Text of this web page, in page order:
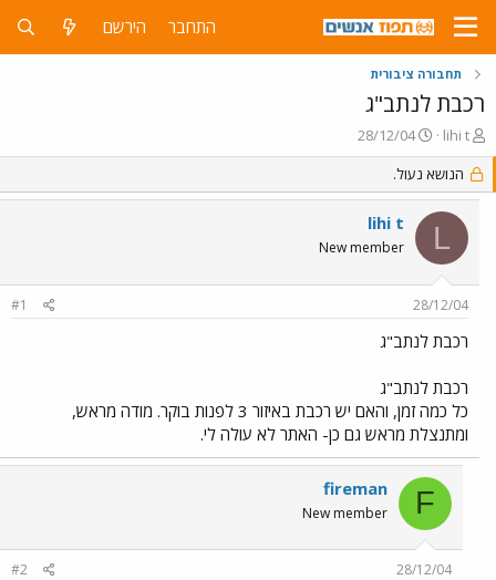
התחבר הירשם
תחבורה ציבורית
רכבת לנתב"ג
פ
ו
ת
ח
נ
lihi t
פ
ו
ר
ס
ב
י
ך
28/12/04
הנושא נעול.
L
lihi t
New member
28/12/04
#1
רכבת לנתב"ג
רכבת לנתב"ג
כל כמה זמן, והאם יש רכבת באיזור 3 לפנות בוקר. מודה מראש,
ומתנצלת מראש גם כן- האתר לא עולה לי.
F
fireman
New member
28/12/04
#2